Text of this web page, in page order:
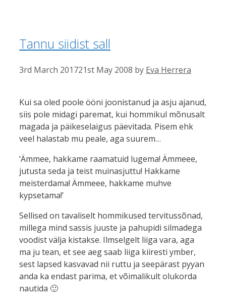
Tannu siidist sall
3rd March 201721st May 2008 by Eva Herrera
Kui sa oled poole ööni joonistanud ja asju ajanud,
siis pole midagi paremat, kui hommikul mõnusalt
magada ja päikeselaigus päevitada. Pisem ehk
veel halastab mu peale, aga suurem…
‘Ämmee, hakkame raamatuid lugema! Ämmeee,
jutusta seda ja teist muinasjuttu! Hakkame
meisterdama! Ämmeee, hakkame muhve
kypsetama!’
Sellised on tavaliselt hommikused tervitussõnad,
millega mind sassis juuste ja pahupidi silmadega
voodist välja kistakse. Ilmselgelt liiga vara, aga
ma ju tean, et see aeg saab liiga kiiresti ymber,
sest lapsed kasvavad nii ruttu ja seepärast pyyan
anda ka endast parima, et võimalikult olukorda
nautida 🙂